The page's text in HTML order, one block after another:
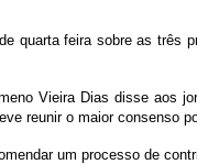
quarta feira sobre as três
Vieira Dias disse
reunir o maior consenso
um processo de